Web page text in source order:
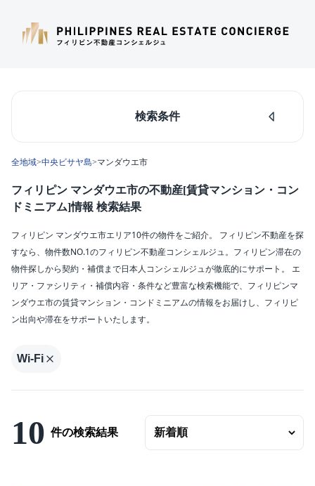
検索条件
マカティ
タギッグ
ケソンシティ
ダパオ
セブシティ
カラバルソン
エリア
マンダウエ市(10)
エリアの変更
ベッドルーム数
バスルーム数
全地域>中央ビサヤ島>マンダウエ市
フィリピン マンダウエ市の不動産[賃貸マンション・コン
ドミニアム]情報 検索結果
フィリピン マンダウエ市エリア10件の物件をご紹介。 フィリピン不動産を探
すなら、物件数NO.1のフィリピン不動産コンシェルジュ。フィリピン滞在の
物件探しから契約・補償まで日本人コンシェルジュが徹底的にサポート。 エ
リア・ファシリティ・補償内容・条件など豊富な検索機能で、フィリピンマ
ンダウエ市の賃貸マンション・コンドミニアムの情報をお届けし、フィリピ
ン出向や滞在をサポートいたします。
Wi-Fi
10 件の検索結果